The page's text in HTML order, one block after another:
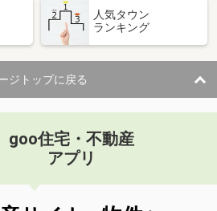
人気タウン
ランキング
ジトップに戻る
goo住宅・不動産
アプリ